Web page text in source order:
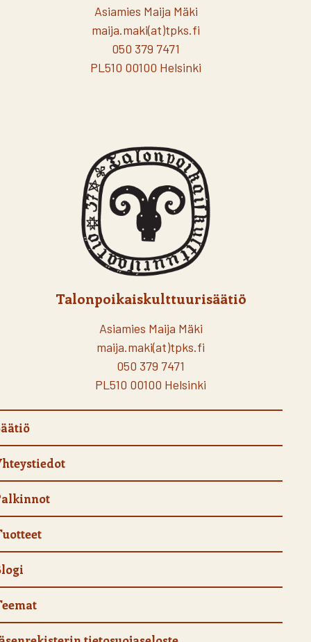
Asiamies Maija Mäki
maija.maki(at)tpks.fi
050 379 7471
PL510 00100 Helsinki
Talonpoikaiskulttuurisäätiö
Asiamies Maija Mäki
maija.maki(at)tpks.fi
050 379 7471
PL510 00100 Helsinki